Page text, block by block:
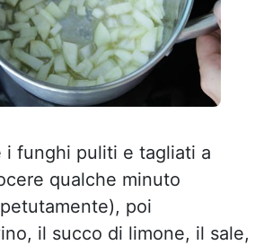
i funghi puliti e tagliati a
qualche minuto
poi
il succo di limone, il sale,